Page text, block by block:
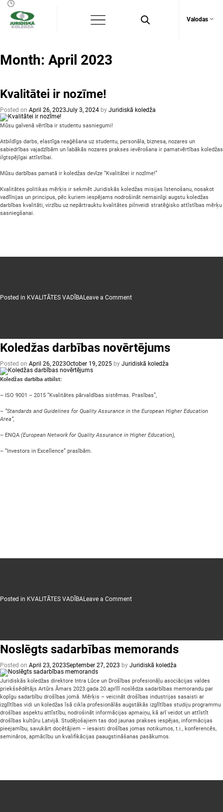
Valodas
Month: April 2023
Kvalitātei ir nozīme!
Posted on April 26, 2023July 3, 2024 by Juridiskā koledža
Mūsu galvenā vērtība ir studentu sasniegumi!
Atbildīgs darbs, elastīga reaģēšana uz studentu, personāla, biznesa, nozares un
sabiedrības vajadzībām un labākās nozares prakses ievērošana ir pamatvērtības koledžas
ilgtspējīgai attīstībai.
Mūsu darbības pamatā ir koledžas devīze “Kvalitātei ir nozīme!”
Kvalitātes politikas mērķis ir sekmēt Juridiskās koledžas misijas īstenošanu, nosakot
vadlīnijas un principus, pēc kuriem iespējams nodrošināt nemainīgi augstu koledžas
darbības kvalitāti, virzību uz nepārtrauktu kvalitātes pilnveidi stratēģisko attīstības mērķu
sasniegšanai.
Posted in KVALITĀTES VADĪBALeave a Commenton
Koledžas darbības novērtējums
Posted on April 26, 2023October 19, 2025 by Juridiskā koledža
Koledžas darbība atbilst:
– ISO 9001 – 2015 “Kvalitātes pārvaldības sistēmas. Prasības”,
– “Standards and Guidelines for Quality Assurance in the European Higher Education
Area“,
– ENQA (European Network for Quality Assurance in Higher Education),
– “Investors in Excellence” prasībām.
Posted in KVALITĀTES VADĪBALeave a Commenton
Noslēgts sadarbības memorands
Posted on April 23, 2023September 27, 2023 by Juridiskā koledža
Juridiskās koledžas direktore Intra Lūce un Drošības profesionāļu asociācijas valdes
priekšsēdētājs Artūrs Āmars 2023.gada 20.aprīlī noslēdza sadarbības memorandu par
kopīgu sadarbību drošības jomā. Mērķis – veicināt drošības industrijas sasaisti ar
izglītības vidi un koledžas īsā cikla profesionālās augstākās izglītības studiju programmu
drošības aspektu attīstību, nodrošināt informācijas apmaiņu, kā arī veidot un attīstīt
drošības kultūru Latvijā. Studējošajiem tas dod jaunas prakses iespējas, informācijas
pieejamību, savukārt docētājiem – iesaisti drošības jomas notikumos, t.i., konferencēs,
semināros, apmācību un kvalifikācijas paaugstināšanas pasākumos.